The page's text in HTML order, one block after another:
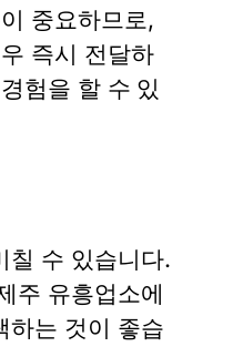
중요하므로,
즉시 전달하
험을 할 수 있
칠 수 있습니다.
주 유흥업소에
하는 것이 좋습